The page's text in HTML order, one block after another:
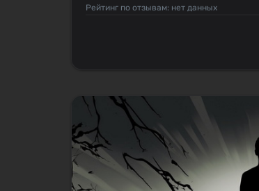
Рейтинг по отзывам: нет данных